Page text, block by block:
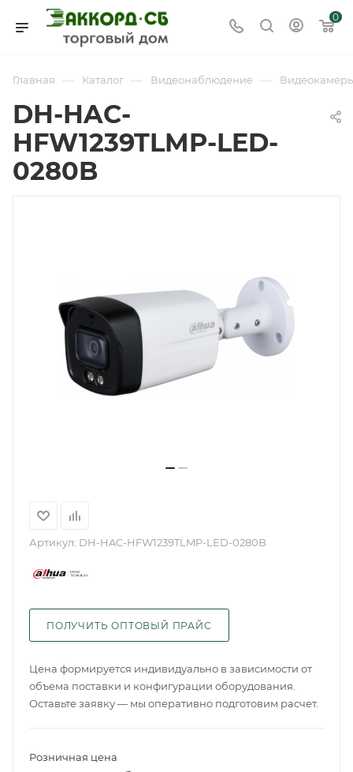
0
Главная — Каталог — Видеонаблюдение —
DH-HAC-
HFW1239TLMP-LED-
0280B
Артикул: DH-HAC-HFW1239TLMP-LED-0280B
ПОЛУЧИТЬ ОПТОВЫЙ ПРАЙС
Цена формируется индивидуально в зависимости от
объема поставки и конфигурации оборудования.
Оставьте заявку — мы оперативно подготовим расчет.
Розничная цена